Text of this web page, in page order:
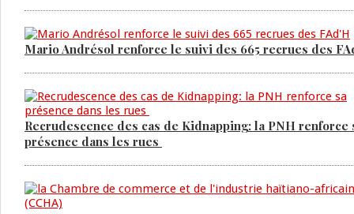
Mario Andrésol renforce le suivi des 665 recrues des
Recrudescence des cas de Kidnapping: la PNH renforce
présence dans les rues